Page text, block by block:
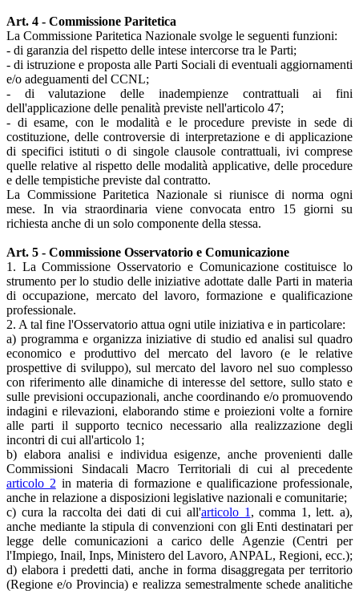
Art. 4 - Commissione Paritetica
La Commissione Paritetica Nazionale svolge le seguenti funzioni:
- di garanzia del rispetto delle intese intercorse tra le Parti;
- di istruzione e proposta alle Parti Sociali di eventuali aggiornamenti
e/o adeguamenti del CCNL;
- di valutazione delle inadempienze contrattuali ai fini
dell'applicazione delle penalità previste nell'articolo 47;
- di esame, con le modalità e le procedure previste in sede di
costituzione, delle controversie di interpretazione e di applicazione
di specifici istituti o di singole clausole contrattuali, ivi comprese
quelle relative al rispetto delle modalità applicative, delle procedure
e delle tempistiche previste dal contratto.
La Commissione Paritetica Nazionale si riunisce di norma ogni
mese. In via straordinaria viene convocata entro 15 giorni su
richiesta anche di un solo componente della stessa.
Art. 5 - Commissione Osservatorio e Comunicazione
1. La Commissione Osservatorio e Comunicazione costituisce lo
strumento per lo studio delle iniziative adottate dalle Parti in materia
di occupazione, mercato del lavoro, formazione e qualificazione
professionale.
2. A tal fine l'Osservatorio attua ogni utile iniziativa e in particolare:
a) programma e organizza iniziative di studio ed analisi sul quadro
economico e produttivo del mercato del lavoro (e le relative
prospettive di sviluppo), sul mercato del lavoro nel suo complesso
con riferimento alle dinamiche di interesse del settore, sullo stato e
sulle previsioni occupazionali, anche coordinando e/o promuovendo
indagini e rilevazioni, elaborando stime e proiezioni volte a fornire
alle parti il supporto tecnico necessario alla realizzazione degli
incontri di cui all'articolo 1;
b) elabora analisi e individua esigenze, anche provenienti dalle
Commissioni Sindacali Macro Territoriali di cui al precedente
articolo 2 in materia di formazione e qualificazione professionale,
anche in relazione a disposizioni legislative nazionali e comunitarie;
c) cura la raccolta dei dati di cui all'articolo 1 , comma 1, lett. a),
anche mediante la stipula di convenzioni con gli Enti destinatari per
legge delle comunicazioni a carico delle Agenzie (Centri per
l'Impiego, Inail, Inps, Ministero del Lavoro, ANPAL, Regioni, ecc.);
d) elabora i predetti dati, anche in forma disaggregata per territorio
(Regione e/o Provincia) e realizza semestralmente schede analitiche